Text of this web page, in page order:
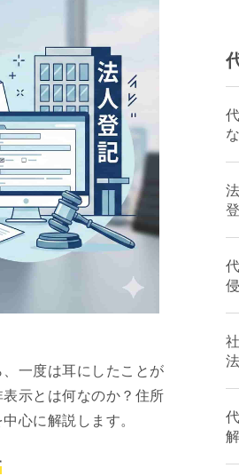
一度は耳にしたことが
示とは何なのか？住所
心に解説します。